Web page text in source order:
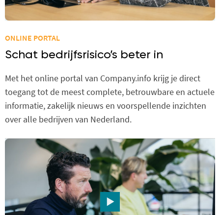
ONLINE PORTAL
Schat bedrijfsrisico’s beter in
Met het online portal van Company.info krijg je direct
toegang tot de meest complete, betrouwbare en actuele
informatie, zakelijk nieuws en voorspellende inzichten
over alle bedrijven van Nederland.